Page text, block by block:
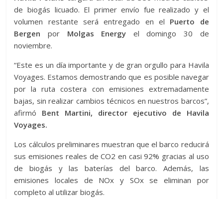
de biogás licuado. El primer envío fue realizado y el
volumen restante será entregado en el Puerto de
Bergen por Molgas Energy el domingo 30 de
noviembre.
“Este es un día importante y de gran orgullo para Havila
Voyages. Estamos demostrando que es posible navegar
por la ruta costera con emisiones extremadamente
bajas, sin realizar cambios técnicos en nuestros barcos”,
afirmó Bent Martini, director ejecutivo de Havila
Voyages.
Los cálculos preliminares muestran que el barco reducirá
sus emisiones reales de CO2 en casi 92% gracias al uso
de biogás y las baterías del barco. Además, las
emisiones locales de NOx y SOx se eliminan por
completo al utilizar biogás.